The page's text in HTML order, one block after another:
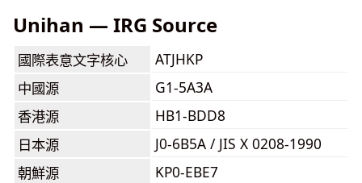
Unihan — IRG Source
國際表意文字核心
ATJHKP
中國源
G1-5A3A
香港源
HB1-BDD8
日本源
J0-6B5A / JIS X 0208-1990
朝鮮源
KP0-EBE7